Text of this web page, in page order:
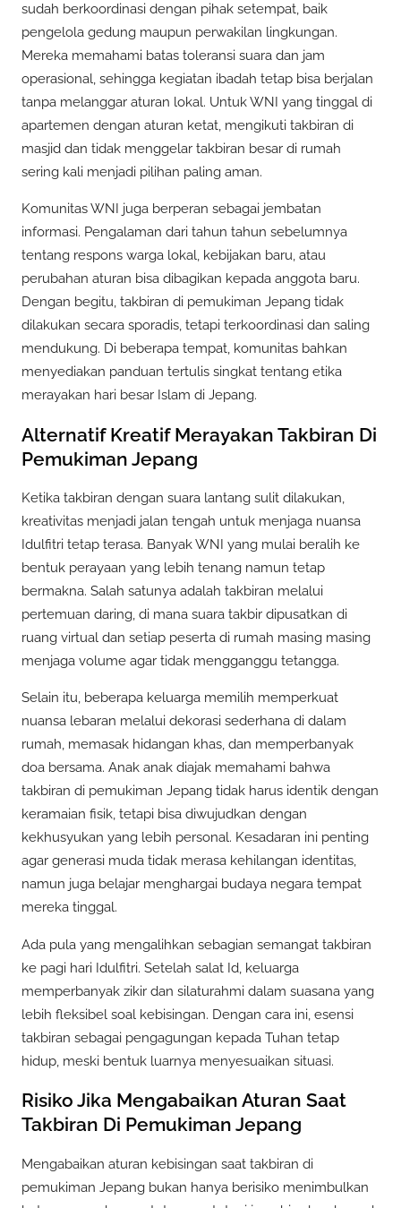
sudah berkoordinasi dengan pihak setempat, baik
pengelola gedung maupun perwakilan lingkungan.
Mereka memahami batas toleransi suara dan jam
operasional, sehingga kegiatan ibadah tetap bisa berjalan
tanpa melanggar aturan lokal. Untuk WNI yang tinggal di
apartemen dengan aturan ketat, mengikuti takbiran di
masjid dan tidak menggelar takbiran besar di rumah
sering kali menjadi pilihan paling aman.
Komunitas WNI juga berperan sebagai jembatan
informasi. Pengalaman dari tahun tahun sebelumnya
tentang respons warga lokal, kebijakan baru, atau
perubahan aturan bisa dibagikan kepada anggota baru.
Dengan begitu, takbiran di pemukiman Jepang tidak
dilakukan secara sporadis, tetapi terkoordinasi dan saling
mendukung. Di beberapa tempat, komunitas bahkan
menyediakan panduan tertulis singkat tentang etika
merayakan hari besar Islam di Jepang.
Alternatif Kreatif Merayakan Takbiran Di
Pemukiman Jepang
Ketika takbiran dengan suara lantang sulit dilakukan,
kreativitas menjadi jalan tengah untuk menjaga nuansa
Idulfitri tetap terasa. Banyak WNI yang mulai beralih ke
bentuk perayaan yang lebih tenang namun tetap
bermakna. Salah satunya adalah takbiran melalui
pertemuan daring, di mana suara takbir dipusatkan di
ruang virtual dan setiap peserta di rumah masing masing
menjaga volume agar tidak mengganggu tetangga.
Selain itu, beberapa keluarga memilih memperkuat
nuansa lebaran melalui dekorasi sederhana di dalam
rumah, memasak hidangan khas, dan memperbanyak
doa bersama. Anak anak diajak memahami bahwa
takbiran di pemukiman Jepang tidak harus identik dengan
keramaian fisik, tetapi bisa diwujudkan dengan
kekhusyukan yang lebih personal. Kesadaran ini penting
agar generasi muda tidak merasa kehilangan identitas,
namun juga belajar menghargai budaya negara tempat
mereka tinggal.
Ada pula yang mengalihkan sebagian semangat takbiran
ke pagi hari Idulfitri. Setelah salat Id, keluarga
memperbanyak zikir dan silaturahmi dalam suasana yang
lebih fleksibel soal kebisingan. Dengan cara ini, esensi
takbiran sebagai pengagungan kepada Tuhan tetap
hidup, meski bentuk luarnya menyesuaikan situasi.
Risiko Jika Mengabaikan Aturan Saat
Takbiran Di Pemukiman Jepang
Mengabaikan aturan kebisingan saat takbiran di
pemukiman Jepang bukan hanya berisiko menimbulkan